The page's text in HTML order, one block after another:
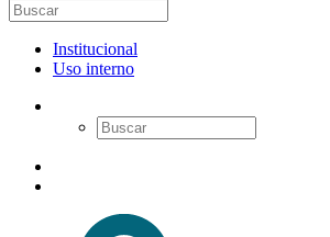
Institucional
Uso interno